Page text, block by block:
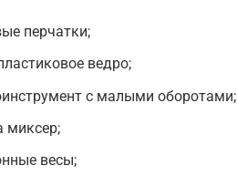
перчатки;
ведро;
с малыми оборотами;
миксер;
весы;